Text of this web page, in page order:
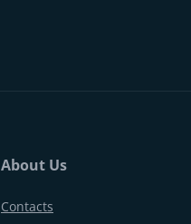
About Us
Contacts